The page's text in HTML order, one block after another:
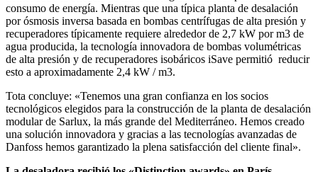
consumo de energía. Mientras que una típica planta de desalación
por ósmosis inversa basada en bombas centrífugas de alta presión y
recuperadores típicamente requiere alrededor de 2,7 kW por m3 de
agua producida, la tecnología innovadora de bombas volumétricas
de alta presión y de recuperadores isobáricos iSave permitió reducir
esto a aproximadamente 2,4 kW / m3.
Tota concluye: «Tenemos una gran confianza en los socios
tecnológicos elegidos para la construcción de la planta de desalación
modular de Sarlux, la más grande del Mediterráneo. Hemos creado
una solución innovadora y gracias a las tecnologías avanzadas de
Danfoss hemos garantizado la plena satisfacción del cliente final».